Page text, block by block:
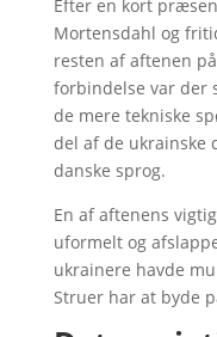
Efter en kort
Mortensdahl og
resten af aftenen
forbindelse var der
de mere tekniske
del af de ukrainske
danske sprog.
En af aftenens
uformelt og
ukrainere havde
Struer har at byde